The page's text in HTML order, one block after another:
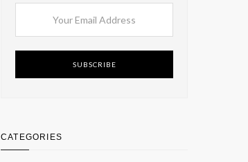
SUBSCRIBE
CATEGORIES